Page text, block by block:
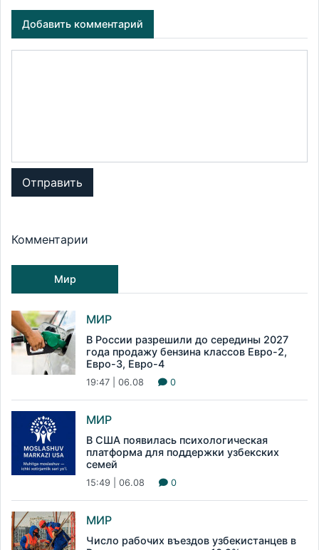
Добавить комментарий
Отправить
Комментарии
Мир
МИР
В России разрешили до середины 2027
года продажу бензина классов Евро-2,
Евро-3, Евро-4
19:47 | 06.08 0
МИР
В США появилась психологическая
платформа для поддержки узбекских
семей
15:49 | 06.08 0
МИР
Число рабочих въездов узбекистанцев в